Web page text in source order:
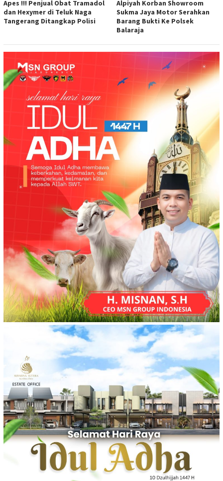
Apes !!! Penjual Obat Tramadol
dan Hexymer di Teluk Naga
Tangerang Ditangkap Polisi
Alpiyah Korban Showroom
Sukma Jaya Motor Serahkan
Barang Bukti Ke Polsek
Balaraja